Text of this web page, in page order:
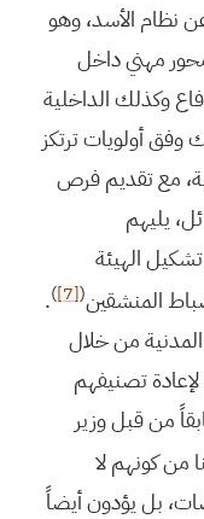
نظام الأسد، وهو
مهني داخل
وكذلك الداخلية
أولويات ترتكز
مع تقديم فرص
يليهم
الهيئة
المنشقين(
[7]
)
.
من خلال
تصنيفهم
من قبل وزير
من كونهم لا
بل يؤدون أيضاً